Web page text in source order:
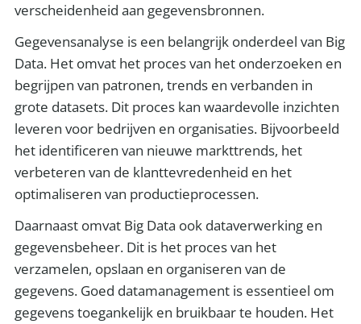
verscheidenheid aan gegevensbronnen.
Gegevensanalyse is een belangrijk onderdeel van Big
Data. Het omvat het proces van het onderzoeken en
begrijpen van patronen, trends en verbanden in
grote datasets. Dit proces kan waardevolle inzichten
leveren voor bedrijven en organisaties. Bijvoorbeeld
het identificeren van nieuwe markttrends, het
verbeteren van de klanttevredenheid en het
optimaliseren van productieprocessen.
Daarnaast omvat Big Data ook dataverwerking en
gegevensbeheer. Dit is het proces van het
verzamelen, opslaan en organiseren van de
gegevens. Goed datamanagement is essentieel om
gegevens toegankelijk en bruikbaar te houden. Het